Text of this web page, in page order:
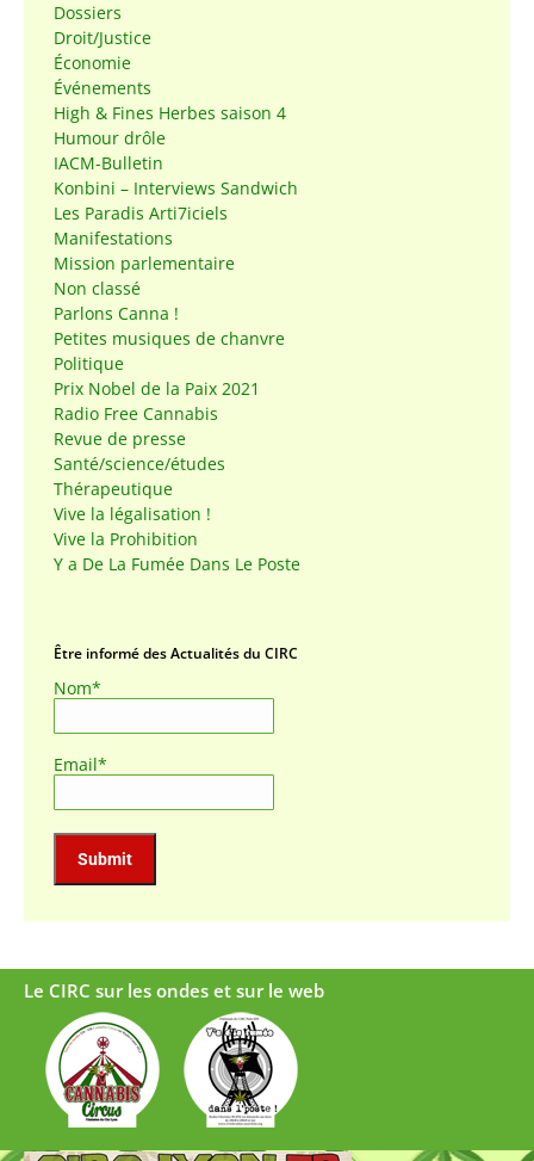
Dossiers
Droit/Justice
Économie
Événements
High & Fines Herbes saison 4
Humour drôle
IACM-Bulletin
Konbini – Interviews Sandwich
Les Paradis Arti7iciels
Manifestations
Mission parlementaire
Non classé
Parlons Canna !
Petites musiques de chanvre
Politique
Prix Nobel de la Paix 2021
Radio Free Cannabis
Revue de presse
Santé/science/études
Thérapeutique
Vive la légalisation !
Vive la Prohibition
Y a De La Fumée Dans Le Poste
Être informé des Actualités du CIRC
Nom*
Email*
Le CIRC sur les ondes et sur le web